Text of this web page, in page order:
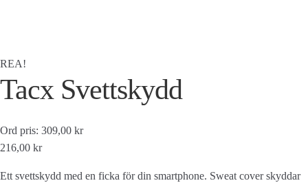
REA!
Tacx Svettskydd
Ord pris: 309,00 kr
216,00 kr
Ett svettskydd med en ficka för din smartphone. Sweat cover skyddar